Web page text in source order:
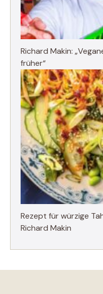
Richard Makin:
früher“
Rezept für würzige
Richard Makin